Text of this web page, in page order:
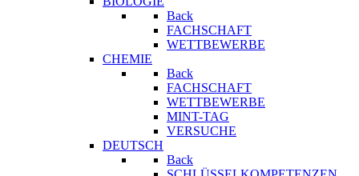
Back
FACHSCHAFT
WETTBEWERBE
CHEMIE
Back
FACHSCHAFT
WETTBEWERBE
MINT-TAG
VERSUCHE
DEUTSCH
Back